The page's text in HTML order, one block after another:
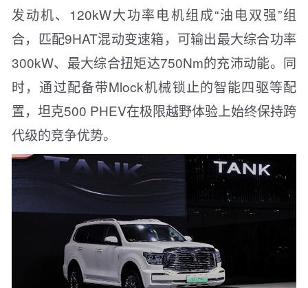
发动机、120kW大功率电机组成“油电双强”组
合，匹配9HAT混动变速箱，可输出最大综合功率
300kW、最大综合扭矩达750Nm的充沛动能。同
时，通过配备带Mlock机械锁止的智能四驱等配
置，坦克500 PHEV在极限越野体验上始终保持跨
代级的竞争优势。